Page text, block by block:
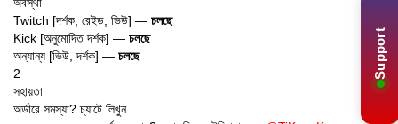
Support
Twitch [দর্শক, রেইড, ভিউ] —
Kick [অনুমোদিত দর্শক] —চলছে
অন্যান্য [ভিউ, দর্শক] —চলছে
2
সহায়তা
অর্ডারে সমস্যা? চ্যাটে লিখুন
১০,০০০–১,০০,০০০ দর্শক দরকার? অ্যাডমিনের টেলিগ্রাম —